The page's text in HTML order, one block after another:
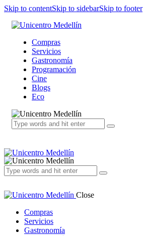
Skip to contentSkip to sidebarSkip to footer
Compras
Servicios
Gastronomía
Programación
Cine
Blogs
Eco
Close
Compras
Servicios
Gastronomía